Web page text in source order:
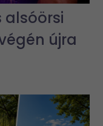
alsóörsi
újra